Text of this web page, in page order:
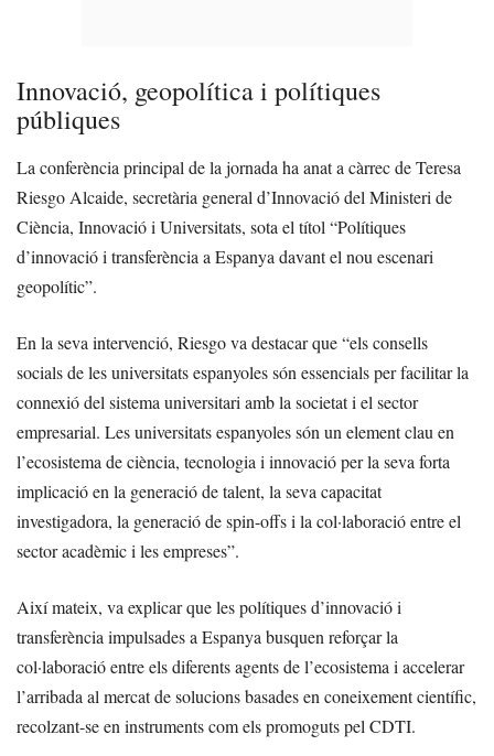
Innovació, geopolítica i polítiques
públiques
La conferència principal de la jornada ha anat a càrrec de Teresa
Riesgo Alcaide, secretària general d’Innovació del Ministeri de
Ciència, Innovació i Universitats, sota el títol “Polítiques
d’innovació i transferència a Espanya davant el nou escenari
geopolític”.
En la seva intervenció, Riesgo va destacar que “els consells
socials de les universitats espanyoles són essencials per facilitar la
connexió del sistema universitari amb la societat i el sector
empresarial. Les universitats espanyoles són un element clau en
l’ecosistema de ciència, tecnologia i innovació per la seva forta
implicació en la generació de talent, la seva capacitat
investigadora, la generació de spin-offs i la col·laboració entre el
sector acadèmic i les empreses”.
Així mateix, va explicar que les polítiques d’innovació i
transferència impulsades a Espanya busquen reforçar la
col·laboració entre els diferents agents de l’ecosistema i accelerar
l’arribada al mercat de solucions basades en coneixement científic,
recolzant-se en instruments com els promoguts pel CDTI.